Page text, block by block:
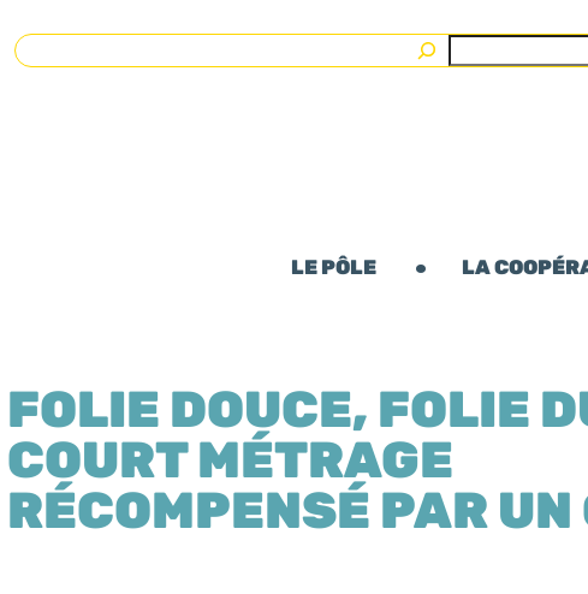
Rechercher
LE PÔLE LA
FOLIE DOUCE, FOLIE
COURT MÉTRAGE
RÉCOMPENSÉ PAR